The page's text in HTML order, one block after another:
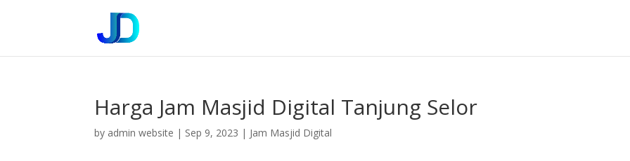
Harga Jam Masjid Digital Tanjung Selor
by admin website | Sep 9, 2023 | Jam Masjid Digital